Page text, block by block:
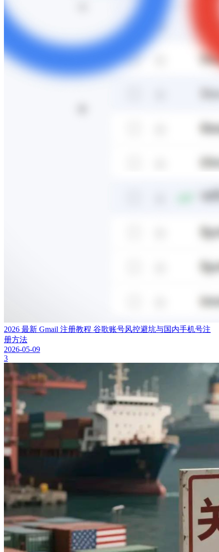
2026 最新 Gmail 注册教程 谷歌账号风控避坑与国内手机号注
册方法
2026-05-09
3